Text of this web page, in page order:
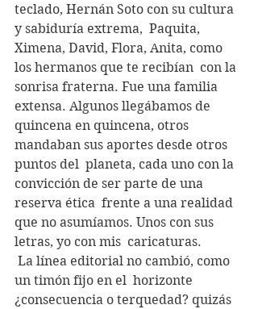
teclado, Hernán Soto con su cultura
y sabiduría extrema,  Paquita,
Ximena, David, Flora, Anita, como
los hermanos que te recibían  con la
sonrisa fraterna. Fue una familia
extensa. Algunos llegábamos de
quincena en quincena, otros
mandaban sus aportes desde otros
puntos del  planeta, cada uno con la
convicción de ser parte de una
reserva ética  frente a una realidad
que no asumíamos. Unos con sus
letras, yo con mis  caricaturas.
un timón fijo en el  horizonte
¿consecuencia o terquedad? quizás